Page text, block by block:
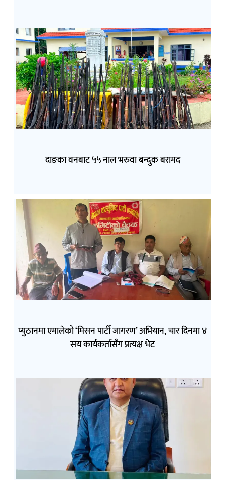
दाङका वनबाट ५५ नाल भरुवा बन्दुक बरामद
प्युठानमा एमालेको ‘मिसन पार्टी जागरण’ अभियान, चार दिनमा ४
सय कार्यकर्तासँग प्रत्यक्ष भेट